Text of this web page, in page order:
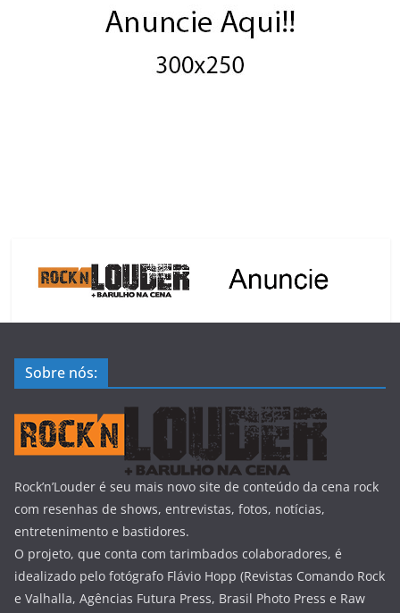
Sobre nós:
Rock’n’Louder é seu mais novo site de conteúdo da cena rock
com resenhas de shows, entrevistas, fotos, notícias,
entretenimento e bastidores.
O projeto, que conta com tarimbados colaboradores, é
idealizado pelo fotógrafo Flávio Hopp (Revistas Comando Rock
e Valhalla, Agências Futura Press, Brasil Photo Press e Raw